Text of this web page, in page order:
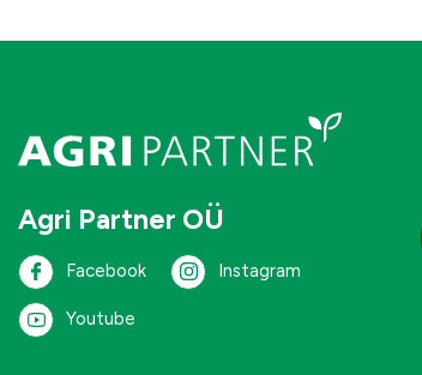
Agri Partner OÜ
Facebook Instagram
Youtube